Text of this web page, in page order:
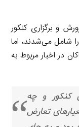
و برگزاری کنکور
شامل می‌شدند، اما
در اخبار مربوط به
کنکور و چه
تعارض